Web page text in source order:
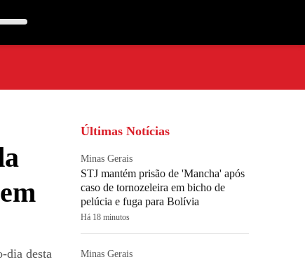
dia desta
Últimas Notícias
Minas Gerais
STJ mantém prisão de 'Mancha' após
caso de tornozeleira em bicho de
pelúcia e fuga para Bolívia
Há 18 minutos
Minas Gerais